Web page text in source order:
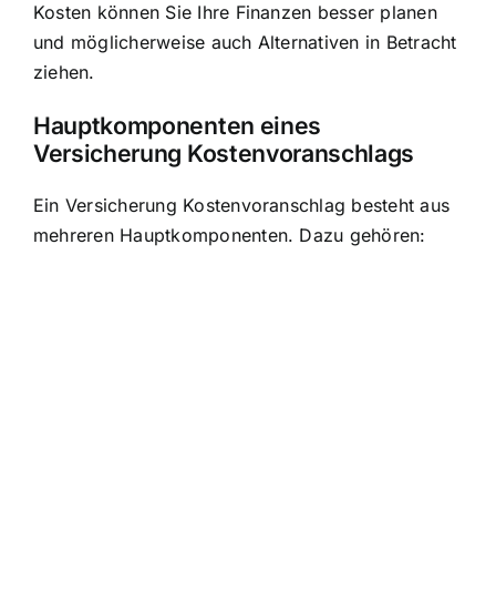
Kosten können Sie Ihre Finanzen besser planen
und möglicherweise auch Alternativen in Betracht
ziehen.
Hauptkomponenten eines
Versicherung Kostenvoranschlags
Ein Versicherung Kostenvoranschlag besteht aus
mehreren Hauptkomponenten. Dazu gehören: